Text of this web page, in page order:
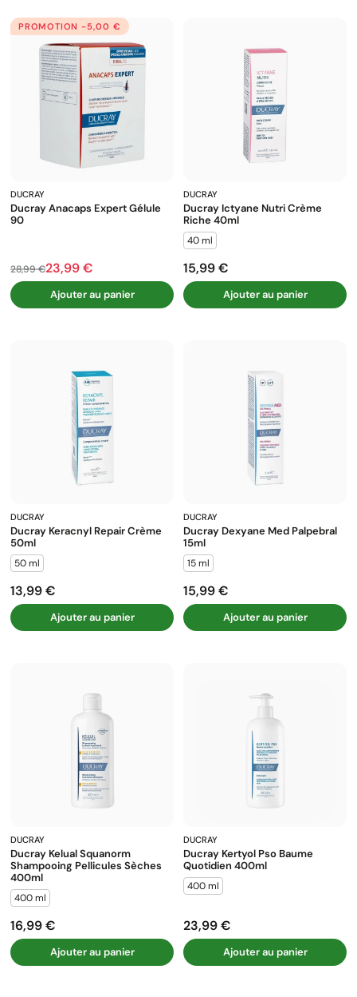
PROMOTION -5,00 €
DUCRAY
Ducray Anacaps Expert Gélule
90
Prix de base
28,99 €
Prix 23,99 €
Ajouter au panier
DUCRAY
Ducray Ictyane Nutri Crème
Riche 40ml
40 ml
Prix
15,99 €
Ajouter au panier
DUCRAY
Ducray Keracnyl Repair Crème
50ml
50 ml
Prix
13,99 €
Ajouter au panier
DUCRAY
Ducray Dexyane Med Palpebral
15ml
15 ml
Prix
15,99 €
Ajouter au panier
DUCRAY
Ducray Kelual Squanorm
Shampooing Pellicules Sèches
400ml
400 ml
Prix
16,99 €
Ajouter au panier
DUCRAY
Ducray Kertyol Pso Baume
Quotidien 400ml
400 ml
Prix
23,99 €
Ajouter au panier